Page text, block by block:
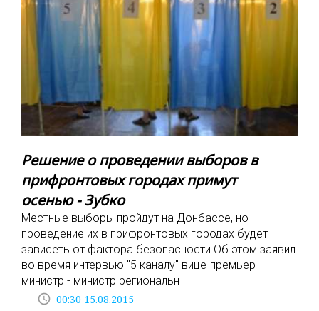
Решение о проведении выборов в
прифронтовых городах примут
осенью - Зубко
Местные выборы пройдут на Донбассе, но
проведение их в прифронтовых городах будет
зависеть от фактора безопасности.Об этом заявил
во время интервью "5 каналу" вице-премьер-
министр - министр региональн
access_time 00:30 15.08.2015